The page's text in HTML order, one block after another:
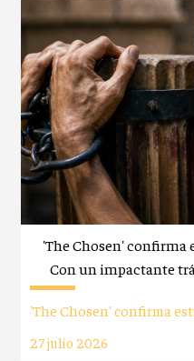
'The Chosen' confirma
Con un impactante
'The Chosen' confirma
27 julio 2026